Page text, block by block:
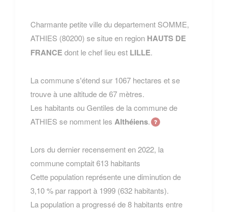
Charmante petite ville du departement SOMME,
ATHIES (80200) se situe en region HAUTS DE
FRANCEdont le chef lieu est LILLE.
La commune s'étend sur 1067 hectares et se
trouve à une altitude de 67 mètres.
Les habitants ou Gentiles de la commune de
ATHIES se nomment les Althéiens.
Lors du dernier recensement en 2022, la
commune comptait 613 habitants
Cette population représente une diminution de
3,10 % par rapport à 1999 (632 habitants).
La population a progressé de 8 habitants entre